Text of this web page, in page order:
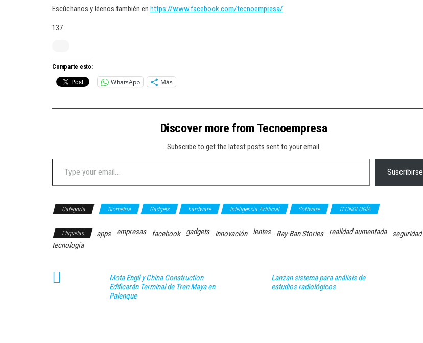
Escúchanos y léenos también en https://www.facebook.com/tecnoempresa/
137
Comparte esto:
WhatsApp Más
Discover more from Tecnoempresa
Subscribe to get the latest posts sent to your email.
Type your email…
Suscribirse
Categoría Biometría Gadgets hardware Inteligencia Artificial Software TECNOLOGÍA
Etiquetas apps empresas facebook gadgets innovación lentes Ray-Ban Stories realidad aumentada
seguridad
tecnología
Mota Engil y China Construction
Edificarán Terminal de Tren Maya en
Palenque
Lanzan sistema para análisis de
estudios radiológicos